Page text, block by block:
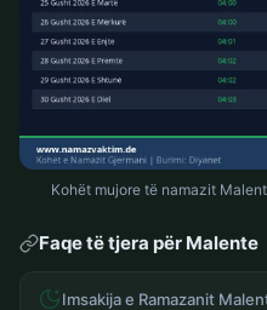
Kohët mujore të namazit
Faqe të tjera për Malente
Imsakija e Ramazanit